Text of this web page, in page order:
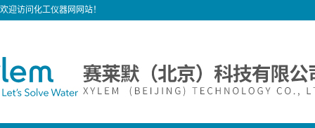
欢迎访问化工仪器网网站！